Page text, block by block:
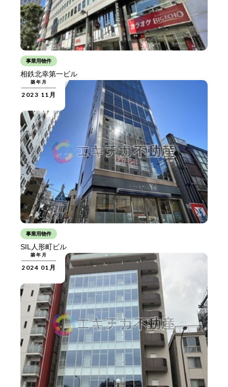
事業用物件
相鉄北幸第一ビル
築年月
2023 11月
事業用物件
SIL人形町ビル
築年月
2024 01月